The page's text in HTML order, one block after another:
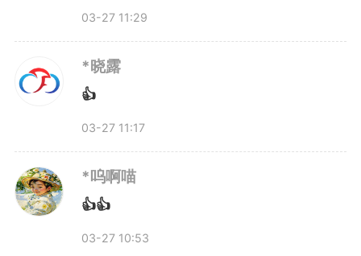
解
03-27 11:29
*晓露
👍
03-27 11:17
*呜啊喵
👍👍
03-27 10:53